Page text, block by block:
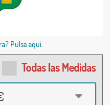
Pulsa aquí.
Todas las Medidas